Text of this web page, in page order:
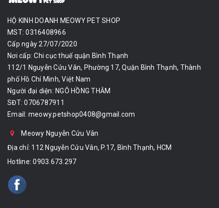
HỘ KINH DOANH MEOWY PET SHOP
MST: 0316408966
Cấp ngày 27/07/2020
Nơi cấp: Chi cục thuế quận Bình Thạnh
112/1 Nguyễn Cửu Vân, Phường 17, Quận Bình Thạnh, Thành
phố Hồ Chí Minh, Việt Nam
Người đại diện: NGÔ HỒNG THẮM
SĐT: 0706787911
Email: meowy.petshop0408@gmail.com
Meowy Nguyễn Cửu Vân
Địa chỉ: 112 Nguyễn Cửu Vân, P.17, Bình Thạnh, HCM
Hotline:0903.673.297